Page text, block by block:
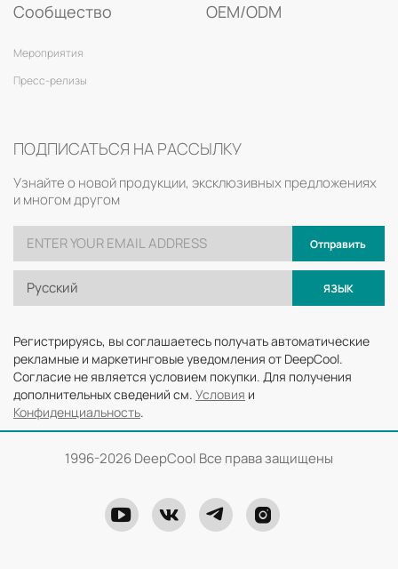
Сообщество
Мероприятия
Пресс-релизы
OEM/ODM
ПОДПИСАТЬСЯ НА РАССЫЛКУ
Узнайте о новой продукции, эксклюзивных предложениях
и многом другом
Отправить
Русский ЯЗЫК
Регистрируясь, вы соглашаетесь получать автоматические
рекламные и маркетинговые уведомления от DeepCool.
Согласие не является условием покупки. Для получения
дополнительных сведений см. Условия и
Конфиденциальность.
1996-2026 DeepCool Все права защищены